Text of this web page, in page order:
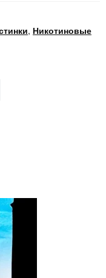
, Никотиновые